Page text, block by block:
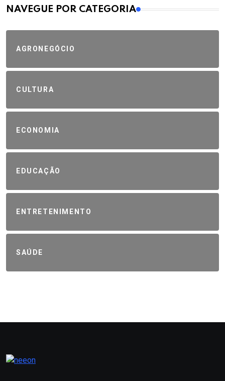
MAIS VISTOS
NAVEGUE POR CATEGORIA
AGRONEGÓCIO
CULTURA
ECONOMIA
EDUCAÇÃO
ENTRETENIMENTO
SAÚDE